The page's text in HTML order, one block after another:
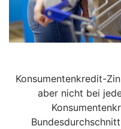
Konsumentenkredit-
aber nicht bei